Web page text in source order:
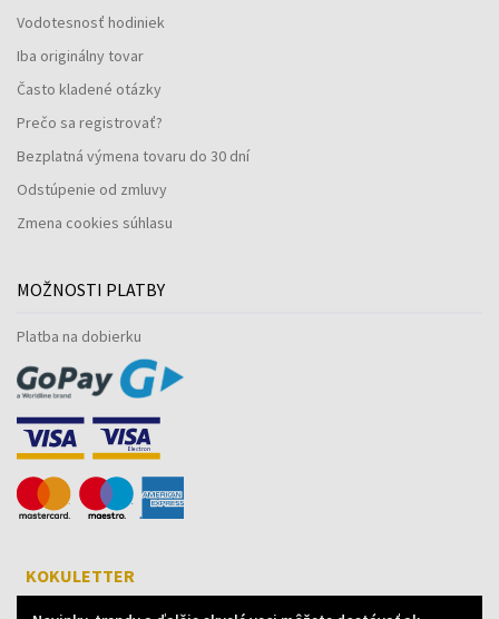
Vodotesnosť hodiniek
Iba originálny tovar
Často kladené otázky
Prečo sa registrovať?
Bezplatná výmena tovaru do 30 dní
Odstúpenie od zmluvy
Zmena cookies súhlasu
MOŽNOSTI PLATBY
Platba na dobierku
KOKULETTER